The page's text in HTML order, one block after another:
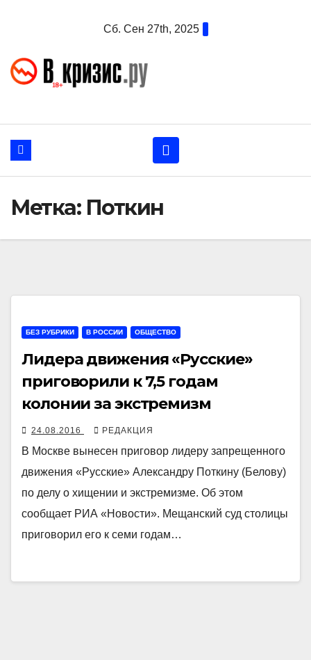
Сб. Сен 27th, 2025
Метка: Поткин
БЕЗ РУБРИКИ В РОССИИ ОБЩЕСТВО
Лидера движения «Русские»
приговорили к 7,5 годам
колонии за экстремизм
24.08.2016 РЕДАКЦИЯ
В Москве вынесен приговор лидеру запрещенного
движения «Русские» Александру Поткину (Белову)
по делу о хищении и экстремизме. Об этом
сообщает РИА «Новости». Мещанский суд столицы
приговорил его к семи годам…